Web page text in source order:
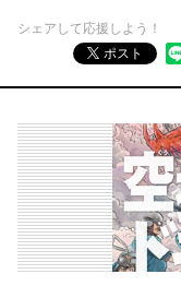
シェアして応援しよう！
ポスト